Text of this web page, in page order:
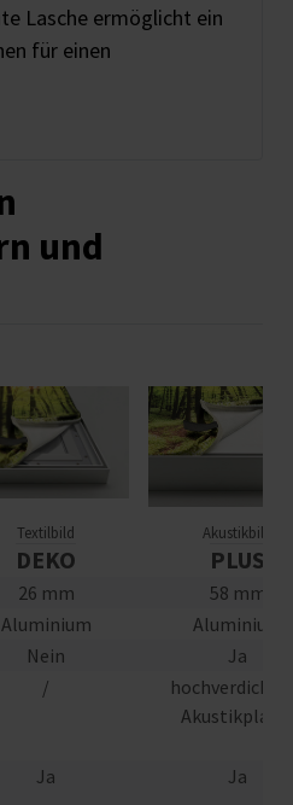
Lasche ermöglicht ein
für einen
und
Textilbild
DEKO
Akustikbild
PLUS
26 mm
58 mm
Aluminium
Aluminium
Nein
Ja
/
Ja Ja